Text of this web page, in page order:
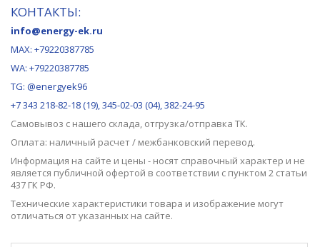
КОНТАКТЫ:
info@energy-ek.ru
MAX: +79220387785
WA: +79220387785
TG: @energyek96
+7 343 218-82-18 (19), 345-02-03 (04), 382-24-95
Самовывоз с нашего склада, отгрузка/отправка ТК.
Оплата: наличный расчет / межбанковский перевод.
Информация на сайте и цены - носят справочный характер и не
является публичной офертой в соответствии с пунктом 2 статьи
437 ГК РФ.
Технические характеристики товара и изображение могут
отличаться от указанных на сайте.